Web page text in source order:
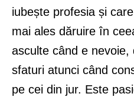
iubește profesia și
mai ales dăruire în
asculte când e
sfaturi atunci când
pe cei din jur. Este